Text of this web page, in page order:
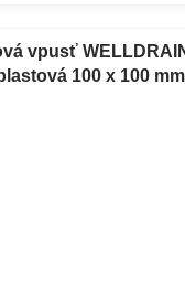
vpusť
100 x 100